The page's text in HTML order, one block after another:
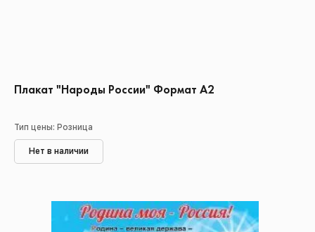
Плакат "Народы России" Формат А2
Тип цены: Розница
Нет в наличии